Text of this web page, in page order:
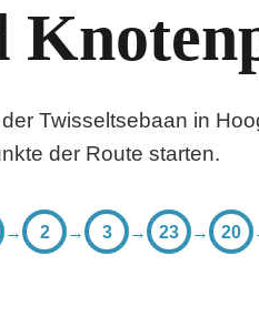
Twisseltsebaan in
der Route starten.
→ 2 → 3 → 23 → 20